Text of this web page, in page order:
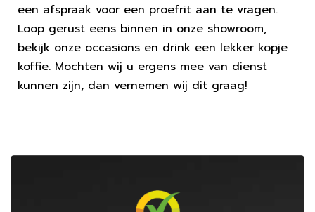
een afspraak voor een proefrit aan te vragen.
Loop gerust eens binnen in onze showroom,
bekijk onze occasions en drink een lekker kopje
koffie. Mochten wij u ergens mee van dienst
kunnen zijn, dan vernemen wij dit graag!